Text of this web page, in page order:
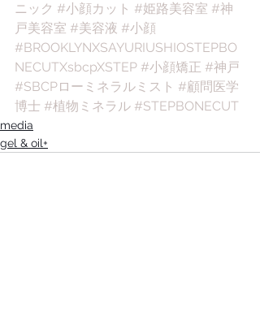
ニック #小顔カット #姫路美容室 #神
戸美容室 #美容液 #小顔
#BROOKLYNXSAYURIUSHIOSTEPBO
NECUTXsbcpXSTEP #小顔矯正 #神戸
#SBCPローミネラルミスト #顧問医学
博士 #植物ミネラル #STEPBONECUT
media
gel & oil+